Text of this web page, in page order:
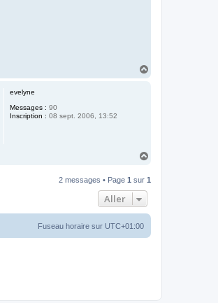
evelyne
Messages : 90
Inscription : 08 sept. 2006, 13:52
t
2 messages • Page 1 sur 1
Aller
Fuseau horaire sur UTC+01:00